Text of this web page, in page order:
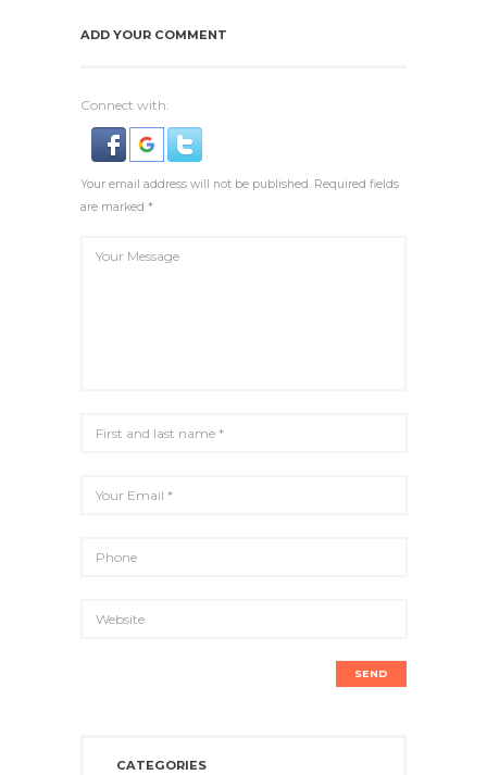
ADD YOUR COMMENT
Connect with:
Your email address will not be published. Required fields
are marked *
CATEGORIES